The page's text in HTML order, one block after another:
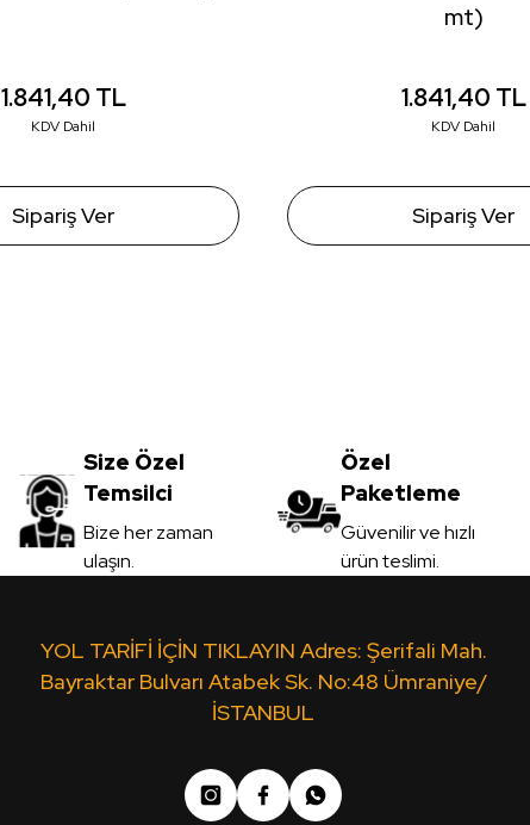
1.841,40 TL
KDV Dahil
Sipariş Ver
mt)
1.841,40 TL
KDV Dahil
Sipariş Ver
Size Özel
Temsilci
Bize her zaman
ulaşın.
Özel
Paketleme
Güvenilir ve hızlı
ürün teslimi.
YOL TARİFİ İÇİN TIKLAYIN Adres: Şerifali Mah.
Bayraktar Bulvarı Atabek Sk. No:48 Ümraniye/
İSTANBUL